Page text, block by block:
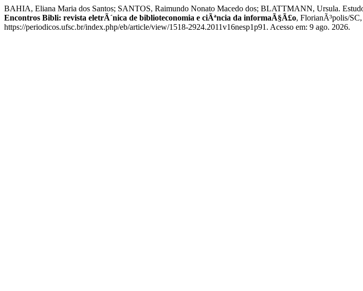
BAHIA, Eliana Maria dos Santos; SANTOS, Raimundo Nonato Macedo dos; BLATTMANN, Ursula.
Encontros Bibli: revista eletrÃ´nica de biblioteconomia e ciÃªncia da informaÃ§Ã£o, FlorianÃ³polis/
https://periodicos.ufsc.br/index.php/eb/article/view/1518-2924.2011v16nesp1p91. Acesso em: 9 ago. 2026.